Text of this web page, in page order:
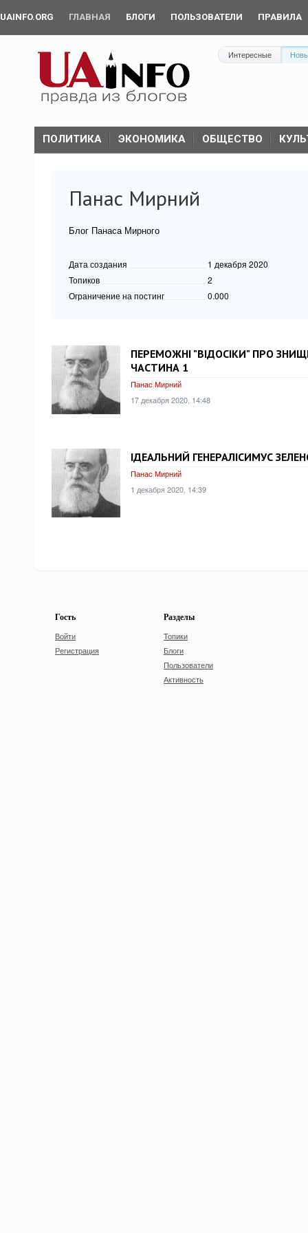
UAINFO.ORG ГЛАВНАЯ БЛОГИ ПОЛЬЗОВАТЕЛИ ПРАВИЛА
Интересные
ПОЛИТИКА ЭКОНОМИКА ОБЩЕСТВО
Панас Мирний
Блог Панаса Мирного
Дата создания
1 декабря 2020
Топиков
2
Ограничение на постинг
0.000
ПЕРЕМОЖНІ "ВІДОСІКИ" ПРО
ЧАСТИНА 1
Панас Мирний
17 декабря 2020, 14:48
ІДЕАЛЬНИЙ ГЕНЕРАЛІСИМУС
Панас Мирний
1 декабря 2020, 14:39
Гость
Войти
Регистрация
Разделы
Топики
Блоги
Пользователи
Активность